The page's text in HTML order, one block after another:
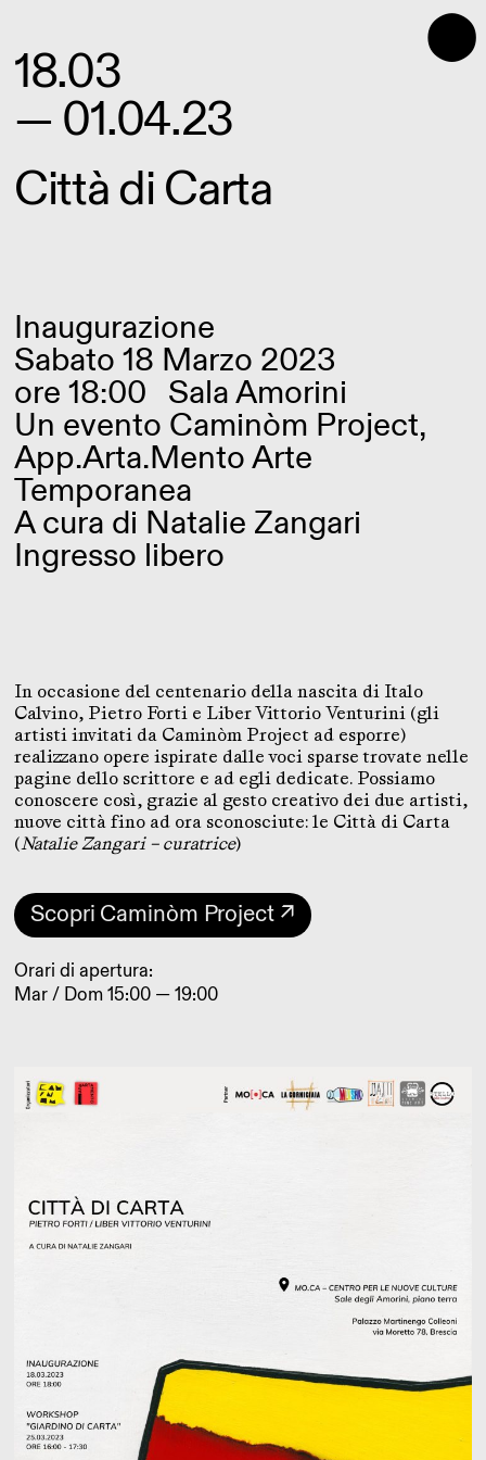
⬤
18.03
— 01.04.23
Città di Carta
Inaugurazione
Sabato 18 Marzo 2023
ore 18:00 Sala Amorini
Un evento Caminòm Project,
App.Arta.Mento Arte
Temporanea
A cura di Natalie Zangari
Ingresso libero
In occasione del centenario della nascita di Italo
Calvino, Pietro Forti e Liber Vittorio Venturini (gli
artisti invitati da Caminòm Project ad esporre)
realizzano opere ispirate dalle voci sparse trovate nelle
pagine dello scrittore e ad egli dedicate. Possiamo
conoscere così, grazie al gesto creativo dei due artisti,
nuove città fino ad ora sconosciute: le Città di Carta
(Natalie Zangari – curatrice)
Scopri Caminòm Project ↗
Orari di apertura:
Mar / Dom 15:00 — 19:00